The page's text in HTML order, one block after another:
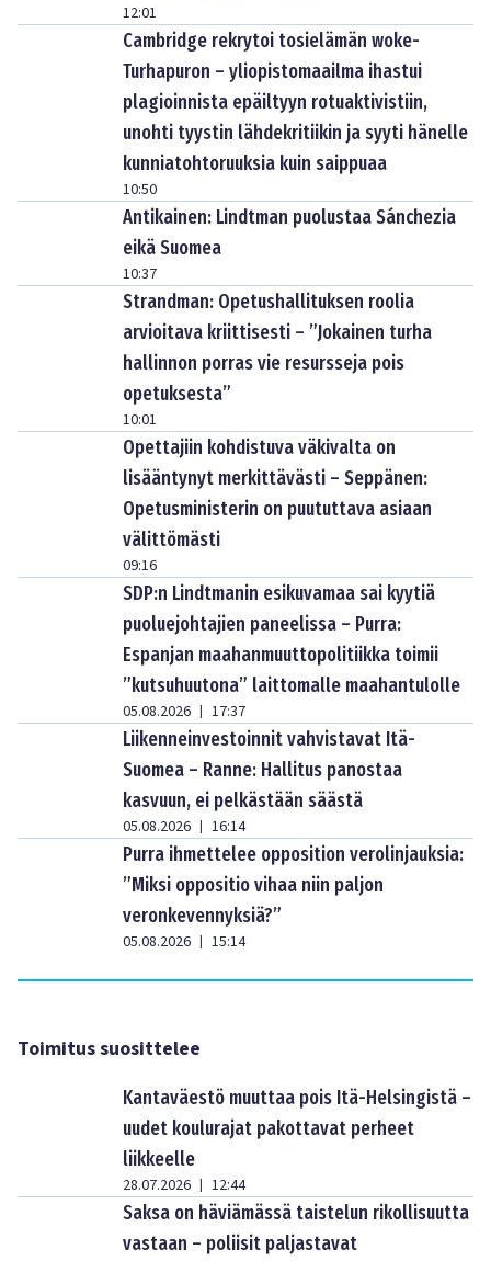
12:01
Cambridge rekrytoi tosielämän woke-
Turhapuron – yliopistomaailma ihastui
plagioinnista epäiltyyn rotuaktivistiin,
unohti tyystin lähdekritiikin ja syyti hänelle
kunniatohtoruuksia kuin saippuaa
10:50
Antikainen: Lindtman puolustaa Sánchezia
eikä Suomea
10:37
Strandman: Opetushallituksen roolia
arvioitava kriittisesti – ”Jokainen turha
hallinnon porras vie resursseja pois
opetuksesta”
10:01
Opettajiin kohdistuva väkivalta on
lisääntynyt merkittävästi – Seppänen:
Opetusministerin on puututtava asiaan
välittömästi
09:16
SDP:n Lindtmanin esikuvamaa sai kyytiä
puoluejohtajien paneelissa – Purra:
Espanjan maahanmuuttopolitiikka toimii
”kutsuhuutona” laittomalle maahantulolle
05.08.2026 | 17:37
Liikenneinvestoinnit vahvistavat Itä-
Suomea – Ranne: Hallitus panostaa
kasvuun, ei pelkästään säästä
05.08.2026 | 16:14
Purra ihmettelee opposition verolinjauksia:
”Miksi oppositio vihaa niin paljon
veronkevennyksiä?”
05.08.2026 | 15:14
Toimitus suosittelee
Kantaväestö muuttaa pois Itä-Helsingistä –
uudet koulurajat pakottavat perheet
liikkeelle
28.07.2026 | 12:44
Saksa on häviämässä taistelun rikollisuutta
vastaan – poliisit paljastavat